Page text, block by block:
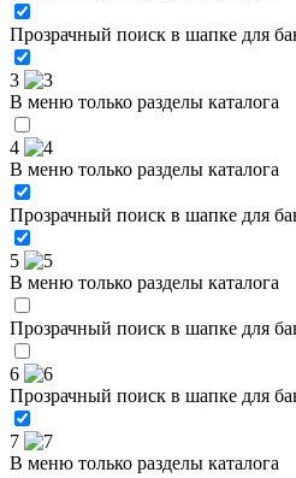
Прозрачный поиск в шапке для
3
В меню только разделы каталога
4
В меню только разделы каталога
Прозрачный поиск в шапке для
5
В меню только разделы каталога
Прозрачный поиск в шапке для
6
Прозрачный поиск в шапке для
7
В меню только разделы каталога